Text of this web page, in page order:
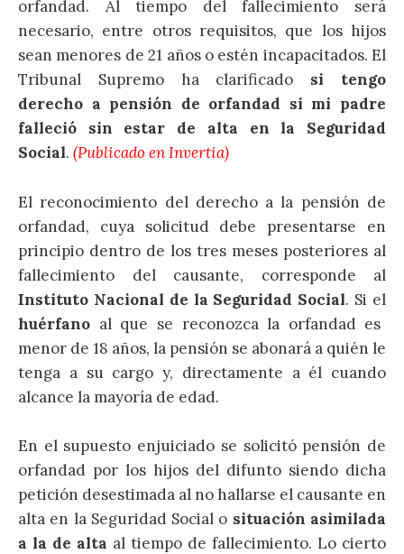
orfandad. Al tiempo del fallecimiento será
necesario, entre otros requisitos, que los hijos
sean menores de 21 años o estén incapacitados. El
Tribunal Supremo ha clarificado si tengo
derecho a pensión de orfandad si mi padre
falleció sin estar de alta en la Seguridad
Social. (Publicado en Invertia)
El reconocimiento del derecho a la pensión de
orfandad, cuya solicitud debe presentarse en
principio dentro de los tres meses posteriores al
fallecimiento del causante, corresponde al
Instituto Nacional de la Seguridad Social. Si el
huérfano al que se reconozca la orfandad es
menor de 18 años, la pensión se abonará a quién le
tenga a su cargo y, directamente a él cuando
alcance la mayoría de edad.
En el supuesto enjuiciado se solicitó pensión de
orfandad por los hijos del difunto siendo dicha
petición desestimada al no hallarse el causante en
alta en la Seguridad Social o situación asimilada
a la de alta al tiempo de fallecimiento. Lo cierto